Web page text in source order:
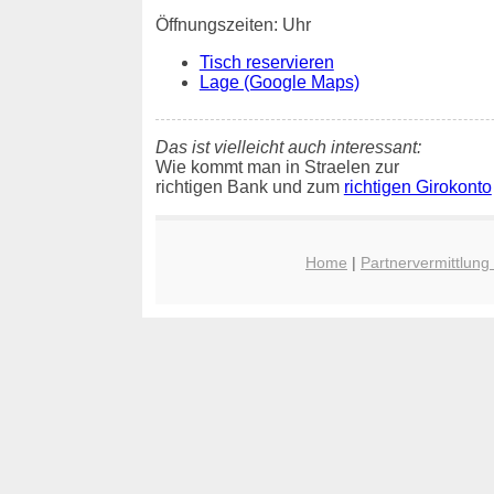
Öffnungszeiten: Uhr
Tisch reservieren
Lage (Google Maps)
Das ist vielleicht auch interessant:
Wie kommt man in Straelen zur
richtigen Bank und zum richtigen Girokonto
Home | Partnervermittlung